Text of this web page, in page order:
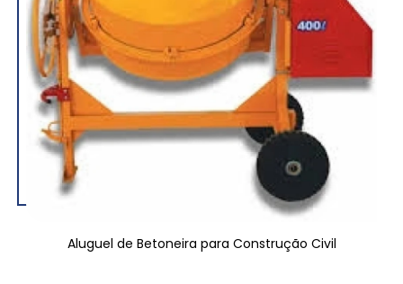
Aluguel de Betoneira para Construção Civil